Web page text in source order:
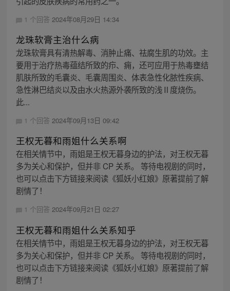
1 个回答 2024年08月29日 14:34
龙珠软膏主治什么病
龙珠软膏具有清热解毒、消肿止痛、祛腐生肌的功效。主
要用于治疗热毒蕴结所致的疖、痈，还可应用于热毒壅结
肌肤所致的毛囊炎、毛囊周围炎、体表急性化脓性疾病、
急性淋巴结炎以及由水火热源外袭所致的浅Ⅱ度烧伤。
此...
1 个回答 2024年09月13日 09:42
王权无暮和雨姐什么关系啊
在相关情节中，雨姐是王权无暮身边的护法，对王权无暮
多为关心和保护，但并非 CP 关系。 等待电视剧的同时，
也可以点击下方链接来阅读《狐妖小红娘》原著提前了解
剧情了！
1 个回答 2024年09月21日 02:27
王权无暮和雨姐什么关系知乎
在相关情节中，雨姐是王权无暮身边的护法，对王权无暮
多为关心和保护，但并非 CP 关系。 等待电视剧的同时，
也可以点击下方链接来阅读《狐妖小红娘》原著提前了解
剧情了！